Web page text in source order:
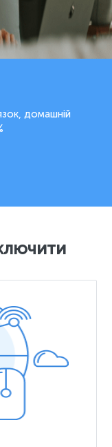
домашній